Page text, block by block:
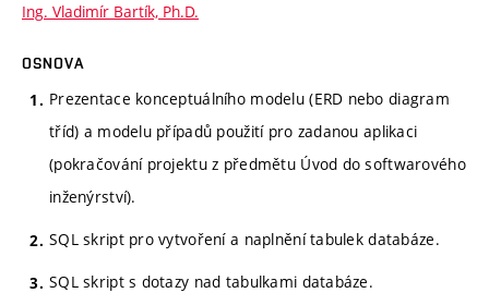
Ing. Vladimír Bartík, Ph.D.
OSNOVA
Prezentace konceptuálního modelu (ERD nebo diagram
tříd) a modelu případů použití pro zadanou aplikaci
(pokračování projektu z předmětu Úvod do softwarového
inženýrství).
SQL skript pro vytvoření a naplnění tabulek databáze.
SQL skript s dotazy nad tabulkami databáze.